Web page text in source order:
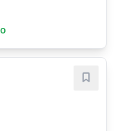
Save